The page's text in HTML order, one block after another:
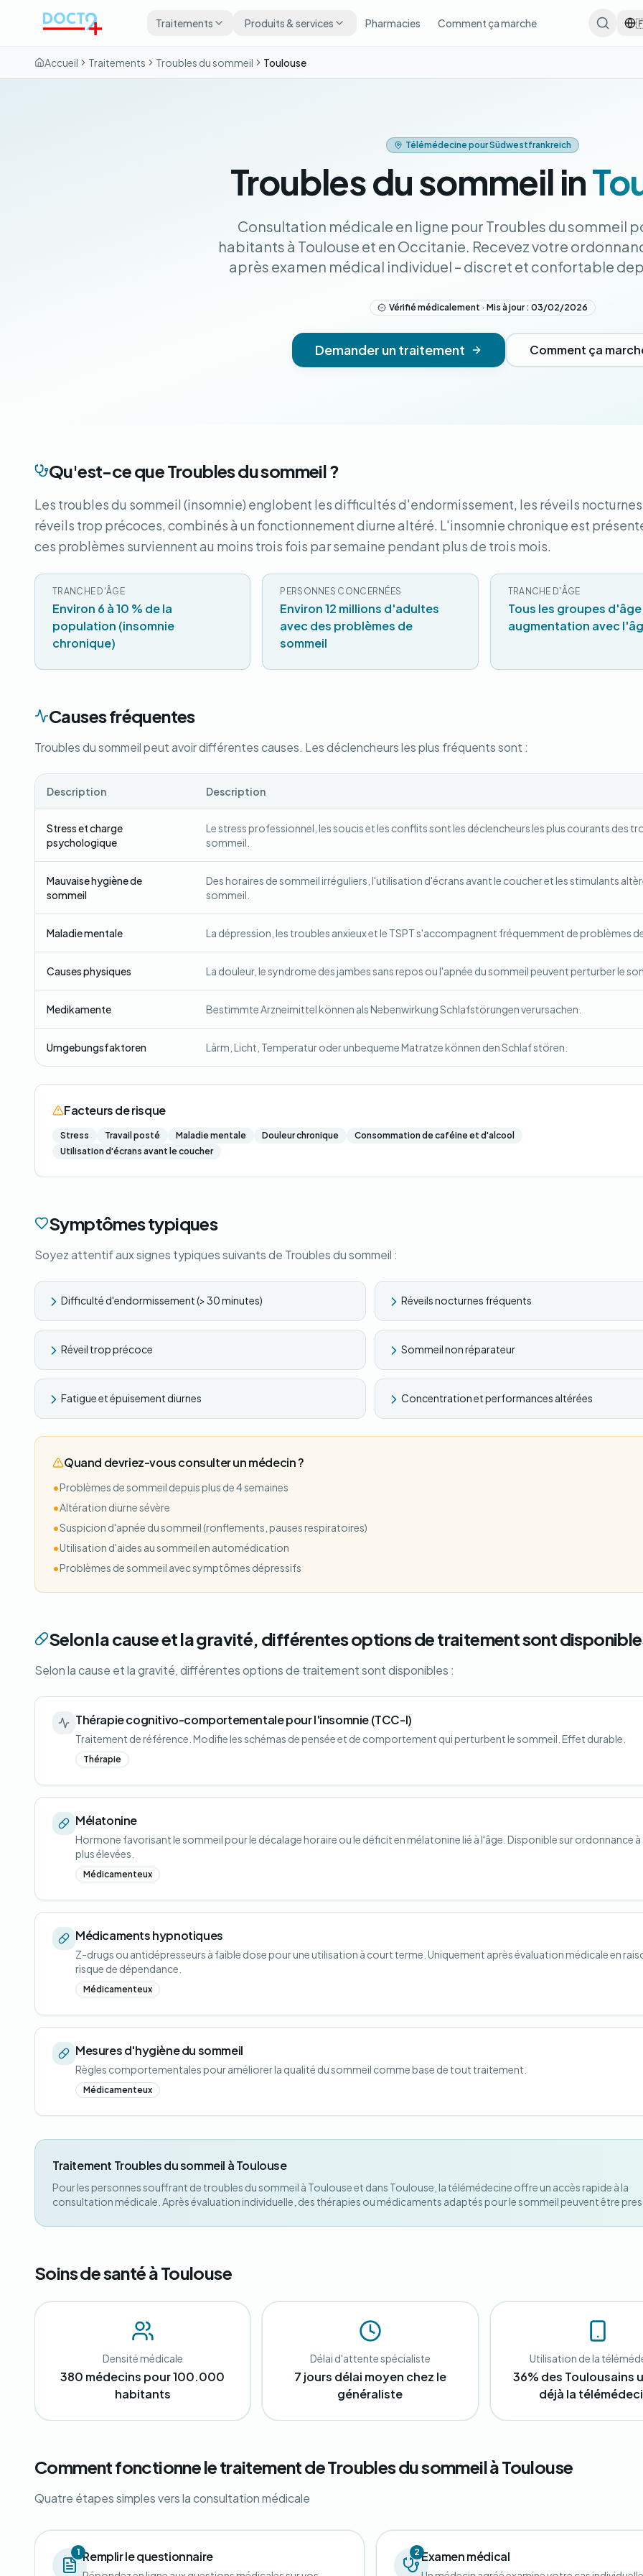
Traitements
Produits & services Pharmacies Comment ça marche
Accueil Traitements Troubles du sommeil Toulouse
Télémédecine pour Südwestfrankreich
Troubles du sommeil in
Consultation médicale en ligne pour Troubles du sommeil
habitants à Toulouse et en Occitanie. Recevez votre
après examen médical individuel – discret et confortable
Vérifié médicalement · Mis à jour : 03/02/2026
Demander un traitement Comment ça
Qu'est-ce que Troubles du sommeil ?
Les troubles du sommeil (insomnie) englobent les difficultés d'endormissement, les réveils nocturnes
réveils trop précoces, combinés à un fonctionnement diurne altéré. L'insomnie chronique est
ces problèmes surviennent au moins trois fois par semaine pendant plus de trois mois.
TRANCHE D'ÂGE
Environ 6 à 10 % de la
population (insomnie
chronique)
PERSONNES CONCERNÉES
Environ 12 millions d'adultes
avec des problèmes de
sommeil
TRANCHE D'ÂGE
Tous les groupes
augmentation avec
Causes fréquentes
Troubles du sommeil peut avoir différentes causes. Les déclencheurs les plus fréquents sont :
Description Description
Stress et charge
psychologique
Le stress professionnel, les soucis et les conflits sont les déclencheurs les plus courants des
sommeil.
Mauvaise hygiène de
sommeil
Des horaires de sommeil irréguliers, l'utilisation d'écrans avant le coucher et les stimulants
sommeil.
Maladie mentale La dépression, les troubles anxieux et le TSPT s'accompagnent fréquemment de problèmes
Causes physiques La douleur, le syndrome des jambes sans repos ou l'apnée du sommeil peuvent perturber le
Medikamente Bestimmte Arzneimittel können als Nebenwirkung Schlafstörungen verursachen.
Umgebungsfaktoren Lärm, Licht, Temperatur oder unbequeme Matratze können den Schlaf stören.
Facteurs de risque
Stress Travail posté Maladie mentale Douleur chronique
Consommation de caféine et d'alcool
Utilisation d'écrans avant le coucher
Symptômes typiques
Soyez attentif aux signes typiques suivants de Troubles du sommeil :
Difficulté d'endormissement (> 30 minutes) Réveils nocturnes fréquents
Réveil trop précoce Sommeil non réparateur
Fatigue et épuisement diurnes Concentration et performances altérées
Quand devriez-vous consulter un médecin ?
•Problèmes de sommeil depuis plus de 4 semaines
•Altération diurne sévère
•Suspicion d'apnée du sommeil (ronflements, pauses respiratoires)
•Utilisation d'aides au sommeil en automédication
•Problèmes de sommeil avec symptômes dépressifs
Selon la cause et la gravité, différentes options de traitement sont
Selon la cause et la gravité, différentes options de traitement sont disponibles :
Thérapie cognitivo-comportementale pour l'insomnie (TCC-I)
Traitement de référence. Modifie les schémas de pensée et de comportement qui perturbent le sommeil. Effet durable.
Thérapie
Mélatonine
Hormone favorisant le sommeil pour le décalage horaire ou le déficit en mélatonine lié à l'âge. Disponible sur ordonnance
plus élevées.
Médicamenteux
Médicaments hypnotiques
Z-drugs ou antidépresseurs à faible dose pour une utilisation à court terme. Uniquement après évaluation médicale en
risque de dépendance.
Médicamenteux
Mesures d'hygiène du sommeil
Règles comportementales pour améliorer la qualité du sommeil comme base de tout traitement.
Médicamenteux
Traitement Troubles du sommeil à Toulouse
Pour les personnes souffrant de troubles du sommeil à Toulouse et dans Toulouse, la télémédecine offre un accès rapide à la
consultation médicale. Après évaluation individuelle, des thérapies ou médicaments adaptés pour le sommeil peuvent être
Soins de santé à Toulouse
Densité médicale
380 médecins pour 100.000
habitants
Délai d'attente spécialiste
7 jours délai moyen chez le
généraliste
Utilisation de la
36% des Toulousains
déjà la
Comment fonctionne le traitement de Troubles du sommeil à Toulouse
Quatre étapes simples vers la consultation médicale
1 Remplir le questionnaire 2 Examen médical